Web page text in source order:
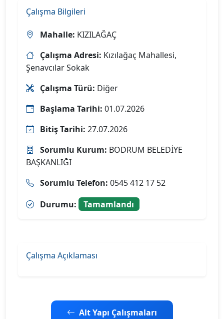
Çalışma Bilgileri
Mahalle: KIZILAĞAÇ
Çalışma Adresi: Kızılağaç Mahallesi,
Şenavcılar Sokak
Çalışma Türü: Diğer
Başlama Tarihi: 01.07.2026
Bitiş Tarihi: 27.07.2026
Sorumlu Kurum: BODRUM BELEDİYE
BAŞKANLIĞI
Sorumlu Telefon: 0545 412 17 52
Durumu:
Tamamlandı
Çalışma Açıklaması
Alt Yapı Çalışmaları